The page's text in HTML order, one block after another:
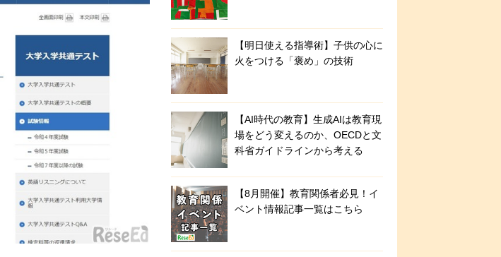
【明日使える指導術】子供の心に
火をつける「褒め」の技術
【AI時代の教育】生成AIは教育現
場をどう変えるのか、OECDと文
科省ガイドラインから考える
【8月開催】教育関係者必見！イ
ベント情報記事一覧はこちら